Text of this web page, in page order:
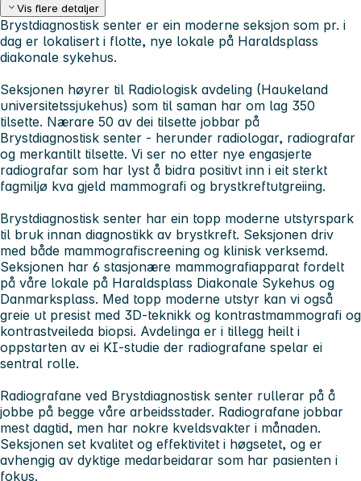
Vis flere detaljer
Brystdiagnostisk senter er ein moderne seksjon som pr. i
dag er lokalisert i flotte, nye lokale på Haraldsplass
diakonale sykehus.
Seksjonen høyrer til Radiologisk avdeling (Haukeland
universitetssjukehus) som til saman har om lag 350
tilsette. Nærare 50 av dei tilsette jobbar på
Brystdiagnostisk senter - herunder radiologar, radiografar
og merkantilt tilsette. Vi ser no etter nye engasjerte
radiografar som har lyst å bidra positivt inn i eit sterkt
fagmiljø kva gjeld mammografi og brystkreftutgreiing.
Brystdiagnostisk senter har ein topp moderne utstyrspark
til bruk innan diagnostikk av brystkreft. Seksjonen driv
med både mammografiscreening og klinisk verksemd.
Seksjonen har 6 stasjonære mammografiapparat fordelt
på våre lokale på Haraldsplass Diakonale Sykehus og
Danmarksplass. Med topp moderne utstyr kan vi også
greie ut presist med 3D-teknikk og kontrastmammografi og
kontrastveileda biopsi. Avdelinga er i tillegg heilt i
oppstarten av ei KI-studie der radiografane spelar ei
sentral rolle.
Radiografane ved Brystdiagnostisk senter rullerar på å
jobbe på begge våre arbeidsstader. Radiografane jobbar
mest dagtid, men har nokre kveldsvakter i månaden.
Seksjonen set kvalitet og effektivitet i høgsetet, og er
avhengig av dyktige medarbeidarar som har pasienten i
fokus.